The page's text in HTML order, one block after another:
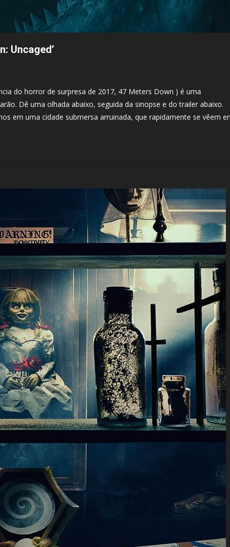
Uncaged’
do horror de surpresa de 2017, 47 Meters Down ) é uma
Dê uma olhada abaixo, seguida da sinopse e do trailer abaixo.
em uma cidade submersa arruinada, que rapidamente se vêem